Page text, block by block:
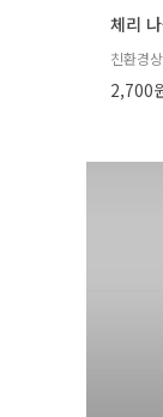
체리
친환경
2,700